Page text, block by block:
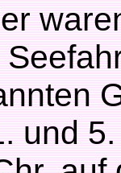
und 5.